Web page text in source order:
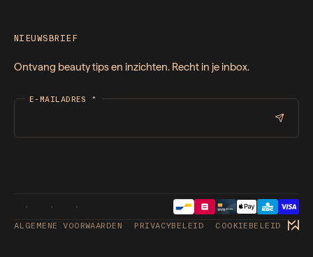
NIEUWSBRIEF
Ontvang beauty tips en inzichten. Recht in je inbox.
E-MAILADRES *
ALGEMENE VOORWAARDEN PRIVACYBELEID COOKIEBELEID